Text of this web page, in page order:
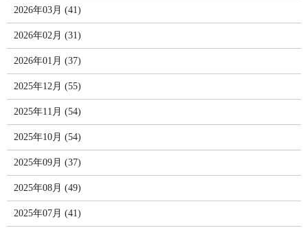
2026年03月 (41)
2026年02月 (31)
2026年01月 (37)
2025年12月 (55)
2025年11月 (54)
2025年10月 (54)
2025年09月 (37)
2025年08月 (49)
2025年07月 (41)